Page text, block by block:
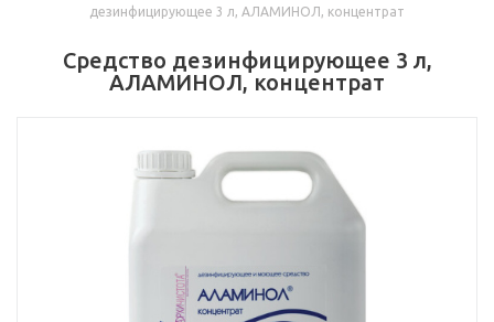
дезинфицирующее 3 л, АЛАМИНОЛ, концентрат
Средство дезинфицирующее 3 л,
АЛАМИНОЛ, концентрат